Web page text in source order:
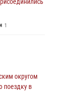
1
по
округом
поездку в